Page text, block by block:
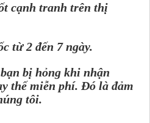
cạnh tranh trên thị
từ 2 đến 7 ngày.
bị hỏng khi nhận
thế miễn phí. Đó là đảm
tôi.